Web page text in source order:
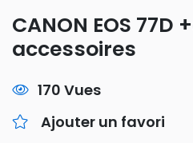
CANON EOS 77D
accessoires
170 Vues
Ajouter un favori